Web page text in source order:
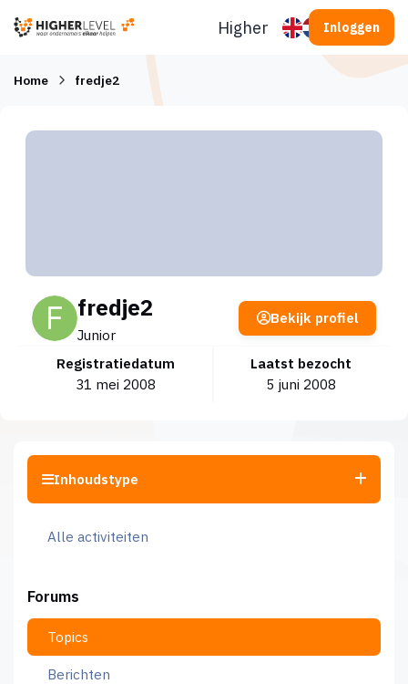
Higherlevel Inloggen
Home fredje2
fredje2
Junior
Registratiedatum
31 mei 2008
Laatst bezocht
5 juni 2008
Bekijk profiel
Inhoudstype
Alle activiteiten
Forums
Topics
Berichten